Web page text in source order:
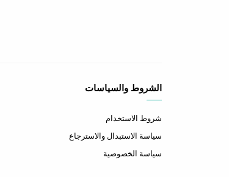
الشروط والسياسات
شروط الاستخدام
سياسة الاستبدال والاسترجاع
سياسة الخصوصية